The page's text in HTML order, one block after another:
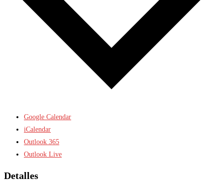
Google Calendar
iCalendar
Outlook 365
Outlook Live
Detalles